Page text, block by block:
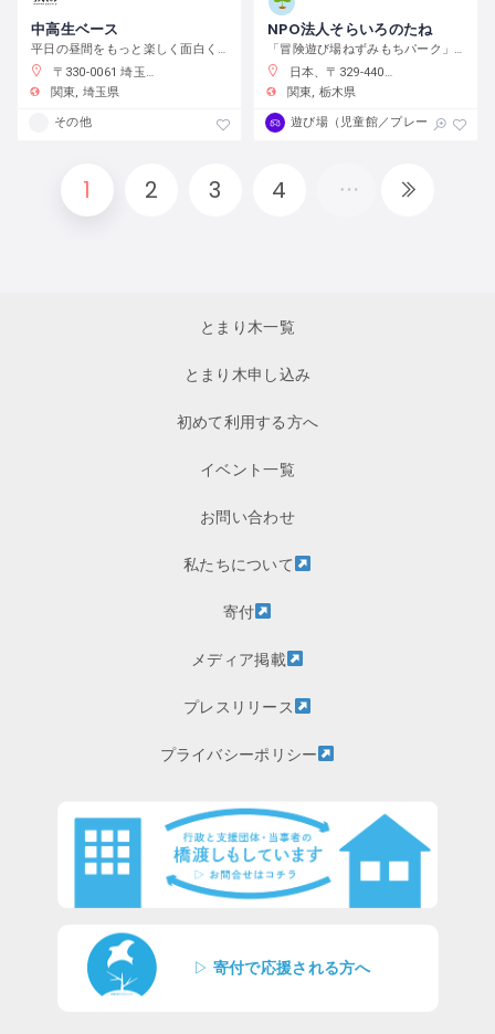
中高生ベース
平日の昼間をもっと楽しく面白く！
〒330-0061 埼玉県さいたま市浦和区常磐７丁目４−１ 埼玉りそな銀行さいたま研修センター
関東
埼玉県
その他
NPO法人そらいろのたね
「冒険遊び場ねずみもちパーク」で自分の責任で自由に遊ぼう
日本、〒329-4403 栃木県栃木市大平町蔵井２００１−２
関東
栃木県
遊び場（児童館／プレーパーク）
1 2 3 4
とまり木一覧
とまり木申し込み
初めて利用する方へ
イベント一覧
お問い合わせ
私たちについて
寄付
メディア掲載
プレスリリース
プライバシーポリシー
▷ 寄付で応援される方へ